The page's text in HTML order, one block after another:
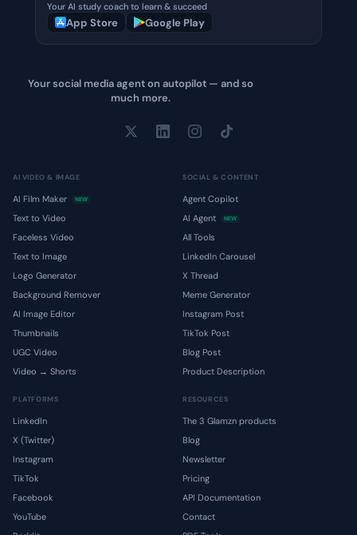
Your AI study coach to learn & succeed
App Store Google Play
Your social media agent on autopilot — and so
much more.
AI VIDEO & IMAGE
AI Film Maker NEW
Text to Video
Faceless Video
Text to Image
Logo Generator
Background Remover
AI Image Editor
Thumbnails
UGC Video
Video → Shorts
SOCIAL & CONTENT
Agent Copilot
AI Agent
NEW
All Tools
LinkedIn Carousel
X Thread
Meme Generator
Instagram Post
TikTok Post
Blog Post
Product Description
PLATFORMS
LinkedIn
X (Twitter)
Instagram
TikTok
Facebook
YouTube
RESOURCES
The 3 Glamzn products
Blog
Newsletter
Pricing
API Documentation
Contact